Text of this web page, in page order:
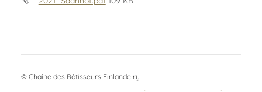
© Chaîne des Rôtisseurs Finlande ry